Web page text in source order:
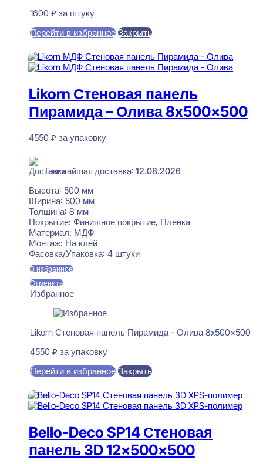
1600 ₽ за штуку
Перейти в избранное Закрыть
Likorn Стеновая панель
Пирамида – Олива 8x500x500
4550 ₽ за упаковку
Ближайшая доставка: 12.08.2026
Высота: 500 мм
Ширина: 500 мм
Толщина: 8 мм
Покрытие: Финишное покрытие, Пленка
Материал: МДФ
Монтаж: На клей
Фасовка/Упаковка: 4 штуки
В избранное
Отменить
Избранное
Likorn Стеновая панель Пирамида - Олива 8x500x500
4550 ₽ за упаковку
Перейти в избранное Закрыть
Bello-Deco SP14 Стеновая
панель 3D 12x500x500